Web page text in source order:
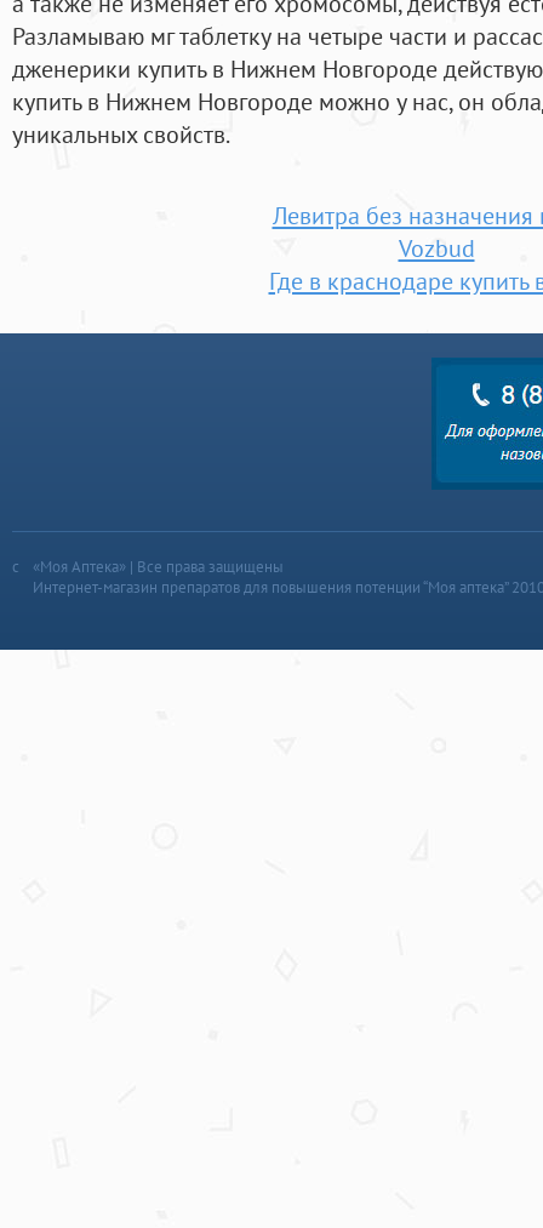
Разламываю мг таблетку на четыре части и
дженерики купить в Нижнем Новгороде
купить в Нижнем Новгороде можно у нас, он
уникальных свойств.
Левитра без назначения
Vozbud
Где в краснодаре купить
«Моя Аптека» | Все права защищены
Интернет-магазин препаратов для повышения потенции “Моя аптека”